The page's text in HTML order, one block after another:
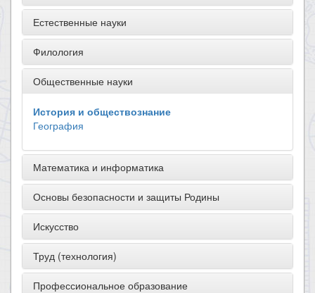
Естественные науки
Филология
Общественные науки
История и обществознание
География
Математика и информатика
Основы безопасности и защиты Родины
Искусство
Труд (технология)
Профессиональное образование